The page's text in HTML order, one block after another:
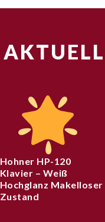
Hohner HP-120
Klavier – Weiß
Hochglanz Makelloser
Zustand